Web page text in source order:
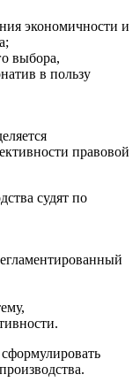
экономичности и
выбора,
в пользу
правовой
судят по